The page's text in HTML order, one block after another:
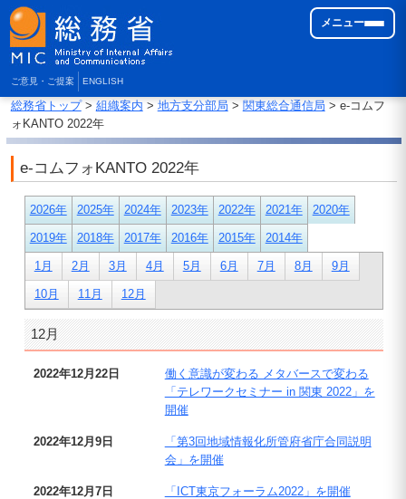
ご意見・ご提案 ENGLISH
メニュー
総務省トップ> 組織案内 > 地方支分部局 > 関東総合通信局 > e-コムフ
ォKANTO 2022年
e-コムフォKANTO 2022年
2026年 2025年 2024年 2023年 2022年 2021年 2020年
2019年 2018年 2017年 2016年 2015年 2014年
1月 2月 3月 4月 5月 6月 7月 8月 9月
10月 11月 12月
12月
2022年12月22日
働く意識が変わる メタバースで変わる
「テレワークセミナー in 関東 2022」を
開催
2022年12月9日
「第3回地域情報化所管府省庁合同説明
会」を開催
2022年12月7日 「ICT東京フォーラム2022」を開催